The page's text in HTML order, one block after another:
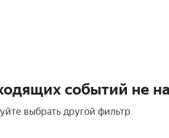
событий не
выбрать другой фильтр